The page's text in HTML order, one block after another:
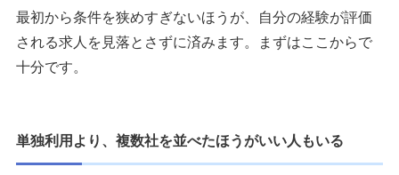
最初から条件を狭めすぎないほうが、自分の経験が評価
される求人を見落とさずに済みます。まずはここからで
十分です。
単独利用より、複数社を並べたほうがいい人もいる